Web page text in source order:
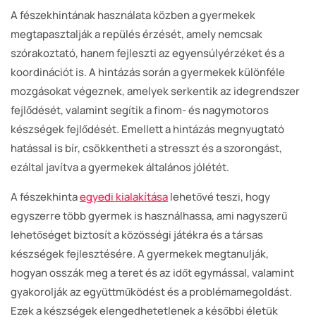
A fészekhintának használata közben a gyermekek
megtapasztalják a repülés érzését, amely nemcsak
szórakoztató, hanem fejleszti az egyensúlyérzéket és a
koordinációt is. A hintázás során a gyermekek különféle
mozgásokat végeznek, amelyek serkentik az idegrendszer
fejlődését, valamint segítik a finom- és nagymotoros
készségek fejlődését. Emellett a hintázás megnyugtató
hatással is bír, csökkentheti a stresszt és a szorongást,
ezáltal javítva a gyermekek általános jólétét.
A fészekhintaegyedi kialakításalehetővé teszi, hogy
egyszerre több gyermek is használhassa, ami nagyszerű
lehetőséget biztosít a közösségi játékra és a társas
készségek fejlesztésére. A gyermekek megtanulják,
hogyan osszák meg a teret és az időt egymással, valamint
gyakorolják az együttműködést és a problémamegoldást.
Ezek a készségek elengedhetetlenek a későbbi életük